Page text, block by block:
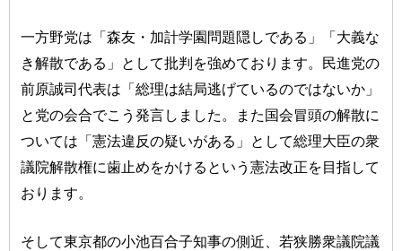
一方野党は「森友・加計学園問題隠しである」「大義な
き解散である」として批判を強めております。民進党の
前原誠司代表は「総理は結局逃げているのではないか」
と党の会合でこう発言しました。また国会冒頭の解散に
ついては「憲法違反の疑いがある」として総理大臣の衆
議院解散権に歯止めをかけるという憲法改正を目指して
おります。
そして東京都の小池百合子知事の側近、若狭勝衆議院議